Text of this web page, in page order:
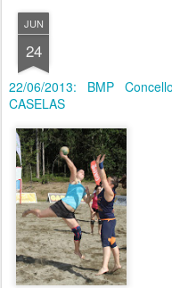
JUN
24
22/06/2013: BMP
CASELAS